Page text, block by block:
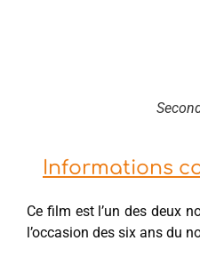
Informations
Ce film est l’un des deux
l’occasion des six ans du